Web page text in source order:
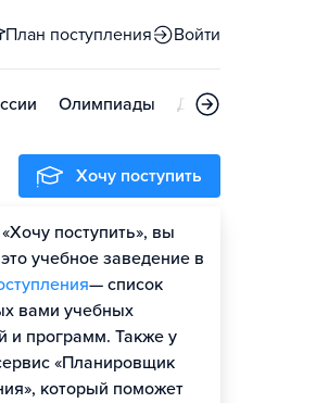
План поступления Войти
Олимпиады Дни открытых
Хочу поступить
поступить», вы
учебное заведение в
— список
вами учебных
и программ. Также у
«Планировщик
который поможет